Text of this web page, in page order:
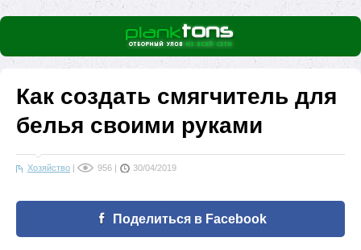
Как создать смягчитель для
белья своими руками
Хозяйство | 956 | 30/04/2019
Поделиться в Facebook